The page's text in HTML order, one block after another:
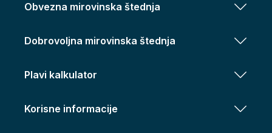
Obvezna mirovinska štednja
Dobrovoljna mirovinska štednja
Plavi kalkulator
Korisne informacije